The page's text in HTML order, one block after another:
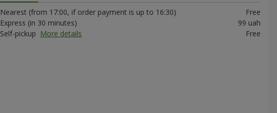
Nearest (from 17:00, if order payment is up to 16:30)
Free
Express (in 30 minutes)
99 uah
Self-pickup More details Free